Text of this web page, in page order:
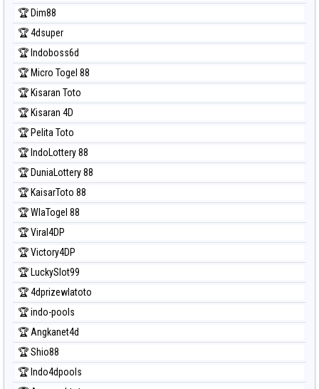
🏆 Dim88
🏆 4dsuper
🏆 Indoboss6d
🏆 Micro Togel 88
🏆 Kisaran Toto
🏆 Kisaran 4D
🏆 Pelita Toto
🏆 IndoLottery 88
🏆 DuniaLottery 88
🏆 KaisarToto 88
🏆 WlaTogel 88
🏆 Viral4DP
🏆 Victory4DP
🏆 LuckySlot99
🏆 4dprizewlatoto
🏆 indo-pools
🏆 Angkanet4d
🏆 Shio88
🏆 Indo4dpools